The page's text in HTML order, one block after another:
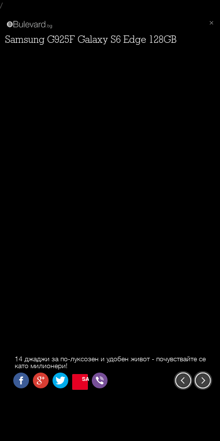
/
Samsung G925F Galaxy S6 Edge 128GB
14 джаджи за по-луксозен и удобен живот - почувствайте се
като милионери!
SAVE